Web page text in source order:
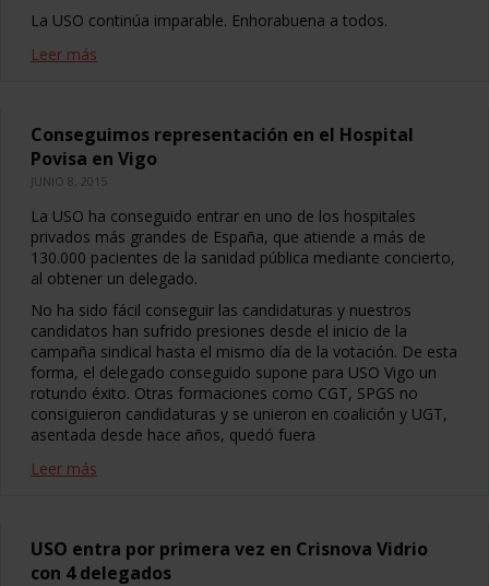
La USO continúa imparable. Enhorabuena a todos.
Leer más
Conseguimos representación en el Hospital
Povisa en Vigo
JUNIO 8, 2015
La USO ha conseguido entrar en uno de los hospitales
privados más grandes de España, que atiende a más de
130.000 pacientes de la sanidad pública mediante concierto,
al obtener un delegado.
No ha sido fácil conseguir las candidaturas y nuestros
candidatos han sufrido presiones desde el inicio de la
campaña sindical hasta el mismo día de la votación. De esta
forma, el delegado conseguido supone para USO Vigo un
rotundo éxito. Otras formaciones como CGT, SPGS no
consiguieron candidaturas y se unieron en coalición y UGT,
asentada desde hace años, quedó fuera
Leer más
USO entra por primera vez en Crisnova Vidrio
con 4 delegados